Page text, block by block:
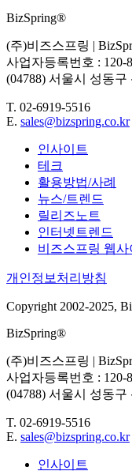
BizSpring®
(주)비즈스프링 |
사업자등록번호 : 120-
(04788) 서울시 성동
T. 02-6919-5516
E. sales@bizspring.co.kr
인사이트
테크
활용방법/사례
뉴스/트렌드
릴리즈노트
인터넷트렌드
비즈스프링 웹사
개인정보처리방침
Copyright 2002-2025,
BizSpring®
(주)비즈스프링 |
사업자등록번호 : 120-
(04788) 서울시 성동
T. 02-6919-5516
E. sales@bizspring.co.kr
인사이트